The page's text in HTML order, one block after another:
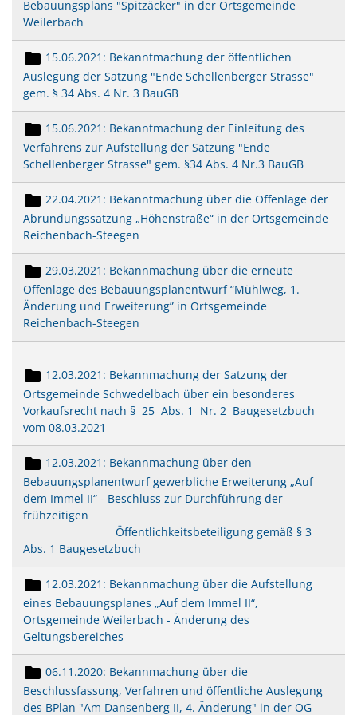
Bebauungsplans "Spitzäcker" in der Ortsgemeinde
Weilerbach
15.06.2021: Bekanntmachung der öffentlichen
Auslegung der Satzung "Ende Schellenberger Strasse"
gem. § 34 Abs. 4 Nr. 3 BauGB
15.06.2021: Bekanntmachung der Einleitung des
Verfahrens zur Aufstellung der Satzung "Ende
Schellenberger Strasse" gem. §34 Abs. 4 Nr.3 BauGB
22.04.2021: Bekanntmachung über die Offenlage der
Abrundungssatzung „Höhenstraße“ in der Ortsgemeinde
Reichenbach-Steegen
29.03.2021: Bekannmachung über die erneute
Offenlage des Bebauungsplanentwurf “Mühlweg, 1.
Änderung und Erweiterung” in Ortsgemeinde
Reichenbach-Steegen
12.03.2021: Bekannmachung der Satzung der
Ortsgemeinde Schwedelbach über ein besonderes
Vorkaufsrecht nach § 25 Abs. 1 Nr. 2 Baugesetzbuch
vom 08.03.2021
12.03.2021: Bekannmachung über den
Bebauungsplanentwurf gewerbliche Erweiterung „Auf
dem Immel II“ - Beschluss zur Durchführung der
frühzeitigen
Öffentlichkeitsbeteiligung gemäß § 3
Abs. 1 Baugesetzbuch
12.03.2021: Bekannmachung über die Aufstellung
eines Bebauungsplanes „Auf dem Immel II“,
Ortsgemeinde Weilerbach - Änderung des
Geltungsbereiches
06.11.2020: Bekannmachung über die
Beschlussfassung, Verfahren und öffentliche Auslegung
des BPlan "Am Dansenberg II, 4. Änderung" in der OG